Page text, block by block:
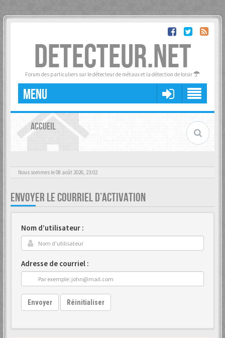
DETECTEUR.NET
Forum des particuliers sur le détecteur de métaux et la détection de loisir
MENU
ACCUEIL
Nous sommes le 08 août 2026, 23:02
ENVOYER LE COURRIEL D’ACTIVATION
Nom d’utilisateur :
Adresse de courriel :
Envoyer Réinitialiser